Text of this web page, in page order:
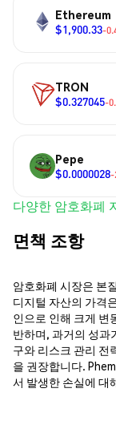
Ethereum
$1,900.33-
TRON
$0.327045-
Pepe
$0.0000028-
다양한 암호화폐
면책 조항
암호화폐 시장은 본
디지털 자산의 가격
인으로 인해 크게 변
반하며, 과거의 성과
구와 리스크 관리 전
을 권장합니다.
서 발생한 손실에 대